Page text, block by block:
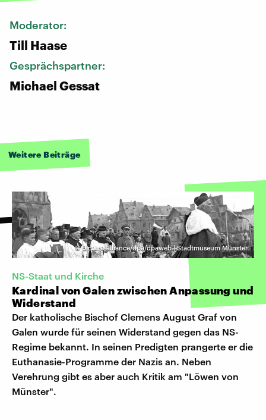
Moderator:
Till Haase
Gesprächspartner:
Michael Gessat
Weitere Beiträge
©picture-alliance/dpa/dpaweb | Stadtmuseum Münster
NS-Staat und Kirche
Kardinal von Galen zwischen Anpassung und
Widerstand
Der katholische Bischof Clemens August Graf von
Galen wurde für seinen Widerstand gegen das NS-
Regime bekannt. In seinen Predigten prangerte er die
Euthanasie-Programme der Nazis an. Neben
Verehrung gibt es aber auch Kritik am "Löwen von
Münster".